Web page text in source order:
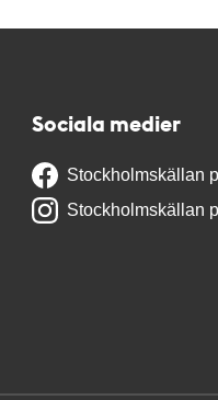
Sociala medier
Stockholmskällan
Stockholmskällan